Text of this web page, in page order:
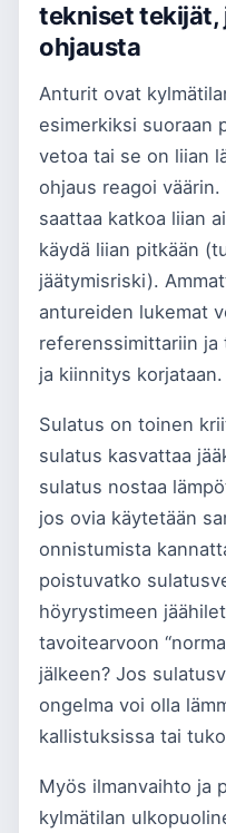
tekniset tekijät,
ohjausta
Anturit ovat
esimerkiksi suoraan
vetoa tai se on liian
ohjaus reagoi
saattaa katkoa liian
käydä liian pitkään
jäätymisriski).
antureiden lukemat
referenssimittariin
ja kiinnitys korjataan.
Sulatus on toinen
sulatus kasvattaa
sulatus nostaa
jos ovia käytetään
onnistumista
poistuvatko
höyrystimeen
tavoitearvoon
jälkeen? Jos
ongelma voi olla
kallistuksissa tai
Myös ilmanvaihto ja
kylmätilan